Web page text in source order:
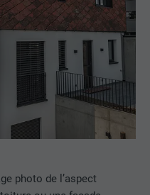
photo de l’aspect
lorsqu'un site
une fenêtre « Suivez-
de réseau social